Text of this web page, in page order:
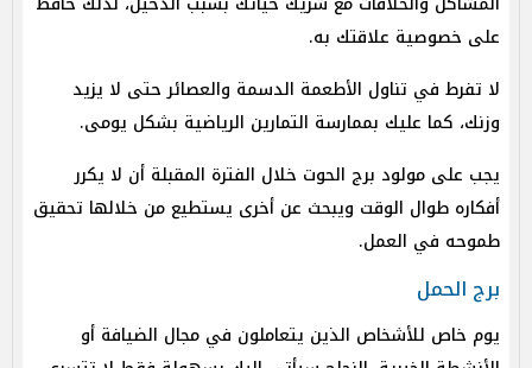
على خصوصية علاقتك به.
لا تفرط في تناول الأطعمة الدسمة والعصائر حتى لا يزيد
وزنك، كما عليك بممارسة التمارين الرياضية بشكل يومى.
يجب على مولود برج الحوت خلال الفترة المقبلة أن لا يكرر
أفكاره طوال الوقت ويبحث عن أخرى يستطيع من خلالها تحقيق
طموحه في العمل.
برج الحمل
يوم خاص للأشخاص الذين يتعاملون في مجال الضيافة أو